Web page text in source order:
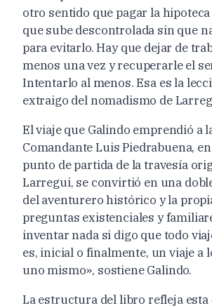
otro sentido que pagar la
que sube descontrolada sin que
para evitarlo. Hay que dejar de
menos una vez y recuperarle el
Intentarlo al menos. Esa es la
extraigo del nomadismo de
El viaje que Galindo emprendió a
Comandante Luis Piedrabuena,
punto de partida de la travesía
Larregui, se convirtió en una
del aventurero histórico y la
preguntas existenciales y
inventar nada si digo que todo
es, inicial o finalmente, un viaje a
uno mismo», sostiene Galindo.
La estructura del libro refleja esta